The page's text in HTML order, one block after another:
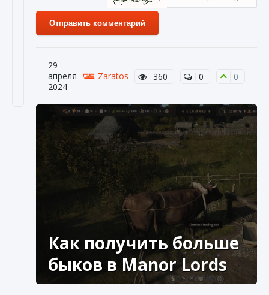
Отправить комментарий
29
апреля
2024
Zaratos 360 0 0
Как получить больше
быков в Manor Lords